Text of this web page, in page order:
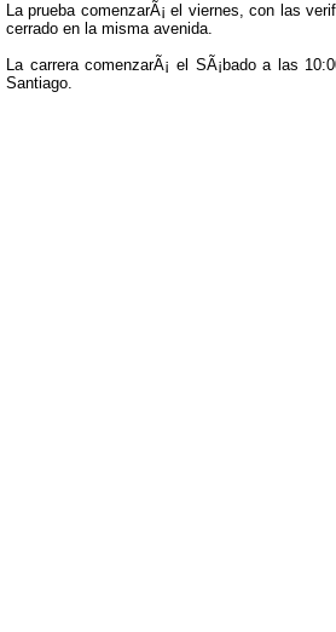
La prueba comenzarÃ¡ el viernes, con las
cerrado en la misma avenida.
La carrera comenzarÃ¡ el SÃ¡bado a las
Santiago.